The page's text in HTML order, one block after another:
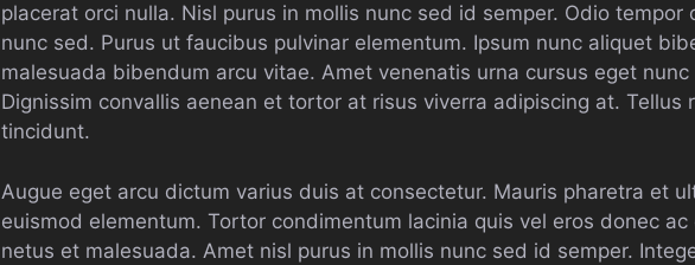
placerat orci nulla. Nisl purus in mollis nunc sed id semper. Odio tempor
nunc sed. Purus ut faucibus pulvinar elementum. Ipsum nunc aliquet
malesuada bibendum arcu vitae. Amet venenatis urna cursus eget nunc
Dignissim convallis aenean et tortor at risus viverra adipiscing at. Tellus
tincidunt.
Augue eget arcu dictum varius duis at consectetur. Mauris pharetra et
euismod elementum. Tortor condimentum lacinia quis vel eros donec
netus et malesuada. Amet nisl purus in mollis nunc sed id semper.